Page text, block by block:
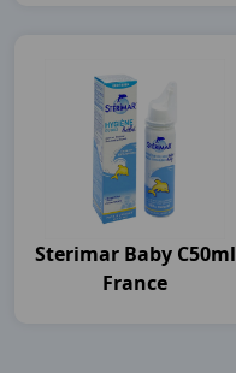
Sterimar Baby C50ml
France